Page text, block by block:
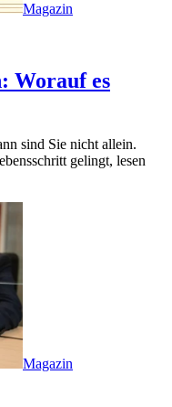
Magazin
Worauf es
sind Sie nicht allein.
gelingt, lesen
Magazin